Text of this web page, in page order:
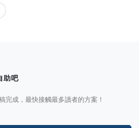
助吧
完成，最快接觸最多讀者的方案！